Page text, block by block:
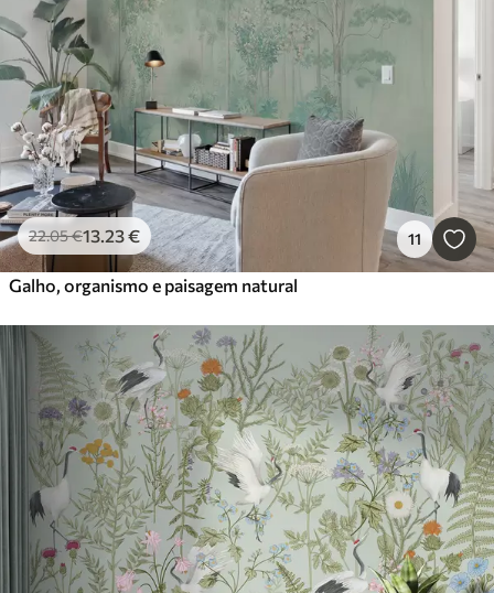
22.05€13.23€ 11
Galho, organismo e paisagem natural